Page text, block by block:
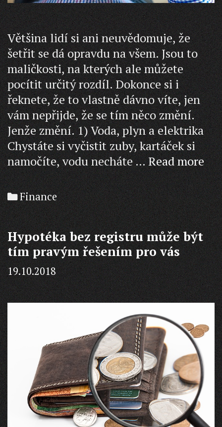
Většina lidí si ani neuvědomuje, že
šetřit se dá opravdu na všem. Jsou to
maličkosti, na kterých ale můžete
pocítit určitý rozdíl. Dokonce si i
řeknete, že to vlastně dávno víte, jen
vám nepřijde, že se tím něco změní.
Jenže změní. 1) Voda, plyn a elektrika
Chystáte si vyčistit zuby, kartáček si
namočíte, vodu necháte …Read moreJak
Categories
Finance
Hypotéka bez registru může být
tím pravým řešením pro vás
19.10.2018